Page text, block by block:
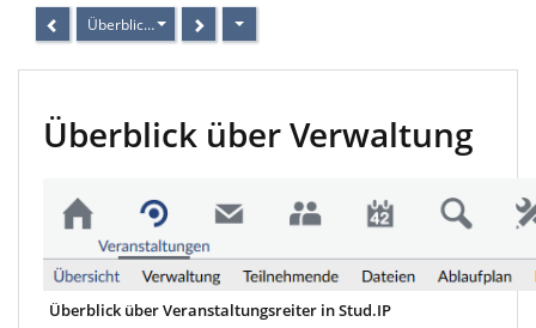
Überblick über Verwaltung
Überblick über Verwaltung
Überblick über Veranstaltungsreiter in Stud.IP